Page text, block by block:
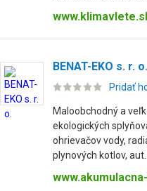
BENAT-EKO s. r. o.
Pridať
Maloobchodný a
ekologických
ohrievačov vody,
plynových kotlov, aut...